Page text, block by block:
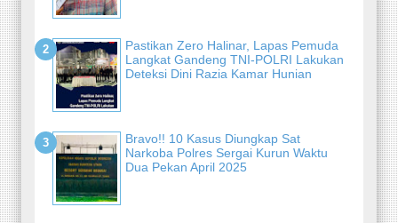
Pastikan Zero Halinar, Lapas Pemuda
Langkat Gandeng TNI-POLRI Lakukan
Deteksi Dini Razia Kamar Hunian
Bravo!! 10 Kasus Diungkap Sat
Narkoba Polres Sergai Kurun Waktu
Dua Pekan April 2025